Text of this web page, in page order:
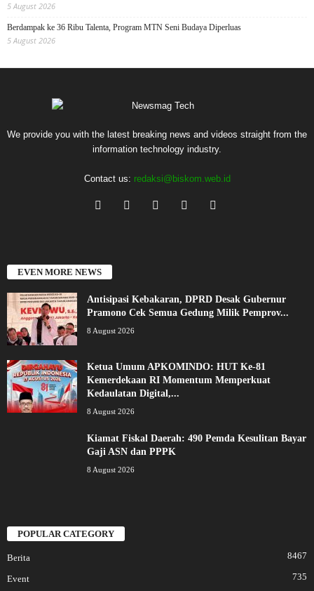
5 August 2026
Berdampak ke 36 Ribu Talenta, Program MTN Seni Budaya Diperluas
5 August 2026
We provide you with the latest breaking news and videos straight from the
information technology industry.
Contact us: redaksi@biskom.web.id
EVEN MORE NEWS
Antisipasi Kebakaran, DPRD Desak Gubernur
Pramono Cek Semua Gedung Milik Pemprov...
8 August 2026
Ketua Umum APKOMINDO: HUT Ke-81
Kemerdekaan RI Momentum Memperkuat
Kedaulatan Digital,...
8 August 2026
Kiamat Fiskal Daerah: 490 Pemda Kesulitan Bayar
Gaji ASN dan PPPK
8 August 2026
POPULAR CATEGORY
Berita 8467
Event 735